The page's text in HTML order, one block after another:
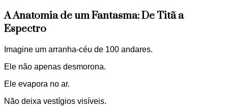
A Anatomia de um Fantasma: De Titã a
Espectro
Imagine um arranha-céu de 100 andares.
Ele não apenas desmorona.
Ele evapora no ar.
Não deixa vestígios visíveis.